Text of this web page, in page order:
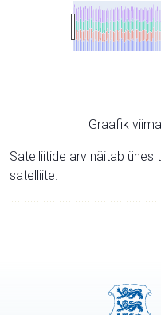
Graafik
Satelliitide arv näitab ühes
satelliite.